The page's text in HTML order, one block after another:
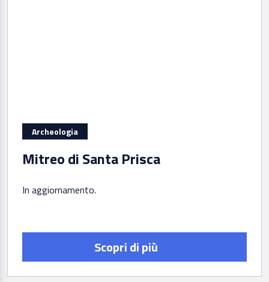
Archeologia
Mitreo di Santa Prisca
In aggiornamento
Scopri di più